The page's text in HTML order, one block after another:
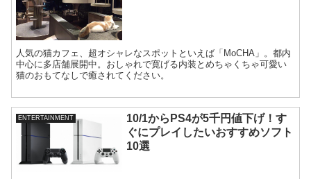
人気の猫カフェ、超オシャレなスポットといえば「MoCHA」。都内
中心に多店舗展開中。おしゃれで寛げる内装とめちゃくちゃ可愛い
猫のおもてなしで癒されてください。
ENTERTAINMENT
10/1からPS4が5千円値下げ！す
ぐにプレイしたいおすすめソフト
10選